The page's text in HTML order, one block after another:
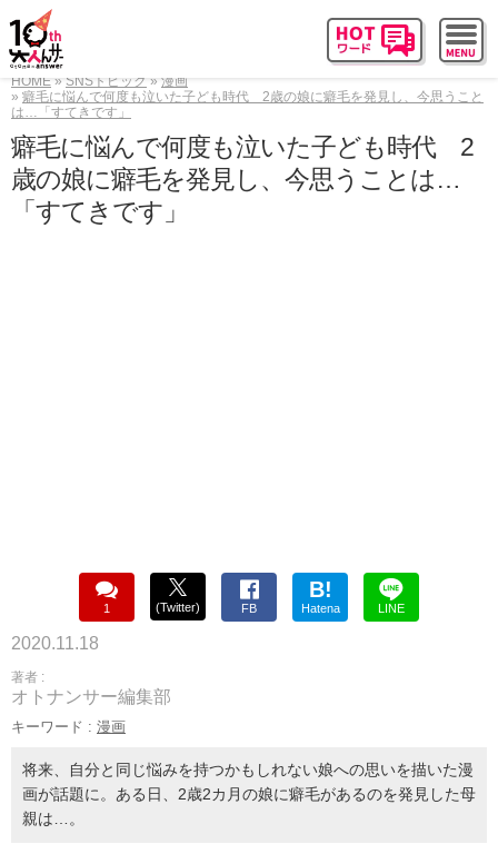
HOME SNSトピック
漫画
癖毛に悩んで何度も泣いた子ども時代 2歳の娘に癖毛を発見し、今思うこと
は…「すてきです」
癖毛に悩んで何度も泣いた子ども時代 2
歳の娘に癖毛を発見し、今思うことは…
「すてきです」
1 (Twitter) FB
B!
Hatena LINE
2020.11.18
著者 :
オトナンサー編集部
キーワード : 漫画
将来、自分と同じ悩みを持つかもしれない娘への思いを描いた漫
画が話題に。ある日、2歳2カ月の娘に癖毛があるのを発見した母
親は…。